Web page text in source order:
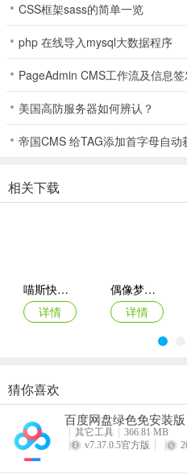
5、多种多样的歌曲，感受歌曲中蕴
6、海内外优秀作曲家多首作品，不
7、多种难度，训练自我
8、无论何时何地，您一定能找寻
能提高自己的技术
1、独创的五键造型，给玩家全新的
3、你可以在各种各样的困难中选
这个音乐世界中漫游。
【单曲精选集】
在大家的大力支持下，我们的伊
拿九稳、胜券在握拿下珂灵市
CSS框架sass的简单一览
php 在线导入mysql大数据程序
PageAdmin CMS工作流及信息
美国高防服务器如何辨认？
帝国CMS 给TAG添加首字母自动
相关下载
喵斯快跑苹果版
详情
偶像梦幻祭2苹果版
详情
初音未来缤纷舞台苹果版
详情
点点节奏苹果版
详情
猜你喜欢
百度网盘绿色免安装版
其它工具
366.81 MB
v7.37.0.5官方版